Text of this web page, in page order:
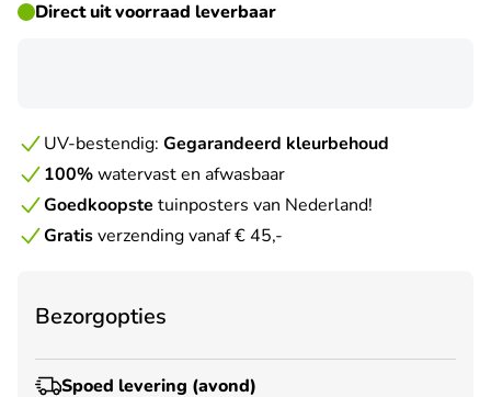
Direct uit voorraad leverbaar
UV-bestendig: Gegarandeerd kleurbehoud
100%watervast en afwasbaar
Goedkoopste tuinposters van Nederland!
Gratisverzending vanaf € 45,-
Bezorgopties
Spoed levering (avond)